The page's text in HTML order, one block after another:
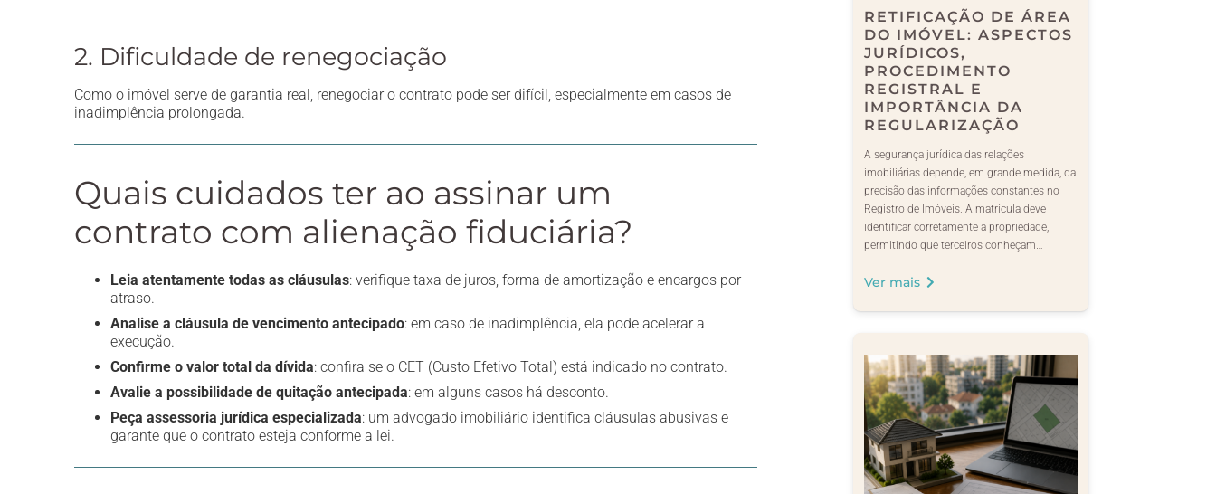
2. Dificuldade de renegociação
Como o imóvel serve de garantia real, renegociar o contrato pode ser difícil, especialmente em casos de
inadimplência prolongada.
Quais cuidados ter ao assinar um
contrato com alienação fiduciária?
Leia atentamente todas as cláusulas: verifique taxa de juros, forma de amortização e encargos por
atraso.
Analise a cláusula de vencimento antecipado: em caso de inadimplência, ela pode acelerar a
execução.
Confirme o valor total da dívida: confira se o CET (Custo Efetivo Total) está indicado no contrato.
Avalie a possibilidade de quitação antecipada: em alguns casos há desconto.
Peça assessoria jurídica especializada: um advogado imobiliário identifica cláusulas abusivas e
garante que o contrato esteja conforme a lei.
RETIFICAÇÃO DE ÁREA
DO IMÓVEL: ASPECTOS
JURÍDICOS,
PROCEDIMENTO
REGISTRAL E
IMPORTÂNCIA DA
REGULARIZAÇÃO
A segurança jurídica das relações
imobiliárias depende, em grande medida, da
precisão das informações constantes no
Registro de Imóveis. A matrícula deve
identificar corretamente a propriedade,
permitindo que terceiros conheçam…
Ver mais